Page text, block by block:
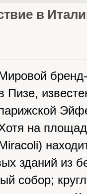
в
Пизе,
на
зданий из
собор;